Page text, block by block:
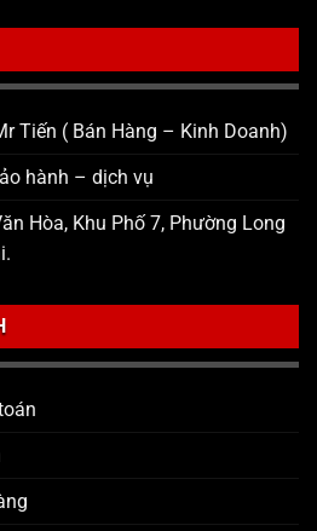
Tiến ( Bán Hàng – Kinh Doanh)
hành – dịch vụ
Hòa, Khu Phố 7, Phường Long